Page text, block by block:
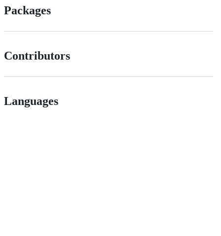
Packages
Contributors
Languages